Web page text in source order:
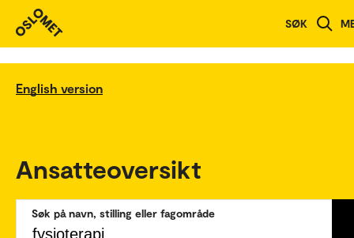
SØK
English version
Ansatteoversikt
Søk på navn, stilling eller fagområde